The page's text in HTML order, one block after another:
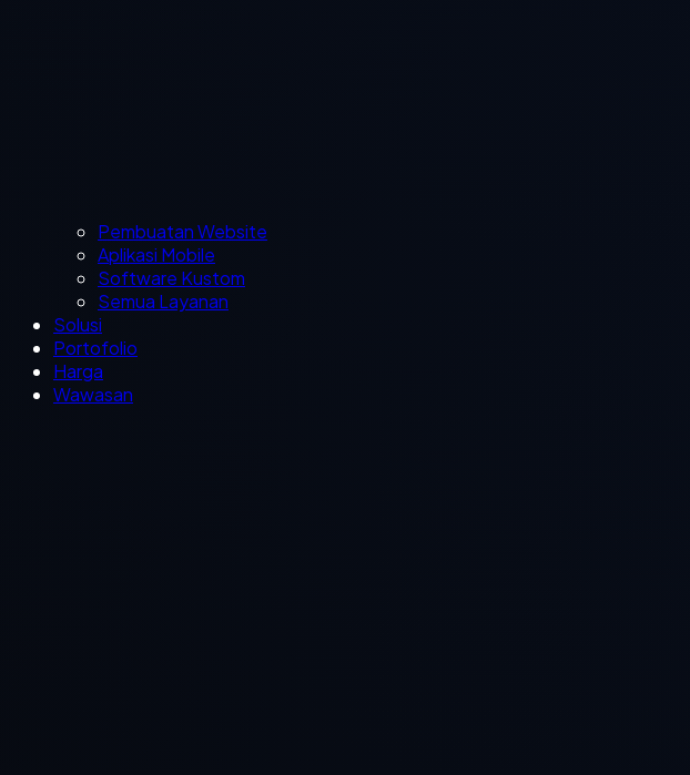
Pembuatan Website
Aplikasi Mobile
Software Kustom
Semua Layanan
Solusi
Portofolio
Harga
Wawasan